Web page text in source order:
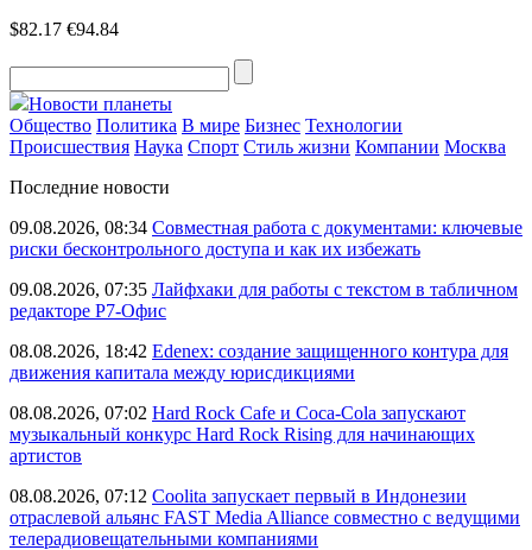
$82.17 €94.84
Новости планеты
Общество Политика В мире Бизнес Технологии
Происшествия Наука Спорт Стиль жизни Компании Москва
Последние новости
09.08.2026, 08:34 Совместная работа с документами: ключевые
риски бесконтрольного доступа и как их избежать
09.08.2026, 07:35 Лайфхаки для работы с текстом в табличном
редакторе Р7-Офис
08.08.2026, 18:42 Edenex: создание защищенного контура для
движения капитала между юрисдикциями
08.08.2026, 07:02 Hard Rock Cafe и Coca-Cola запускают
музыкальный конкурс Hard Rock Rising для начинающих
артистов
08.08.2026, 07:12 Coolita запускает первый в Индонезии
отраслевой альянс FAST Media Alliance совместно с ведущими
телерадиовещательными компаниями